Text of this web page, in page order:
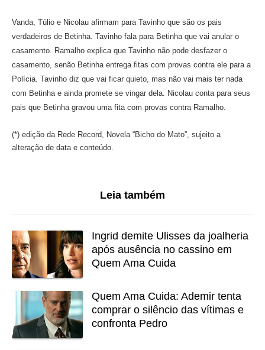
Vanda, Túlio e Nicolau afirmam para Tavinho que são os pais
verdadeiros de Betinha. Tavinho fala para Betinha que vai anular o
casamento. Ramalho explica que Tavinho não pode desfazer o
casamento, senão Betinha entrega fitas com provas contra ele para a
Polícia. Tavinho diz que vai ficar quieto, mas não vai mais ter nada
com Betinha e ainda promete se vingar dela. Nicolau conta para seus
pais que Betinha gravou uma fita com provas contra Ramalho.
(*) edição da Rede Record, Novela “Bicho do Mato”, sujeito a
alteração de data e conteúdo.
Leia também
Ingrid demite Ulisses da joalheria
após ausência no cassino em
Quem Ama Cuida
Quem Ama Cuida: Ademir tenta
comprar o silêncio das vítimas e
confronta Pedro